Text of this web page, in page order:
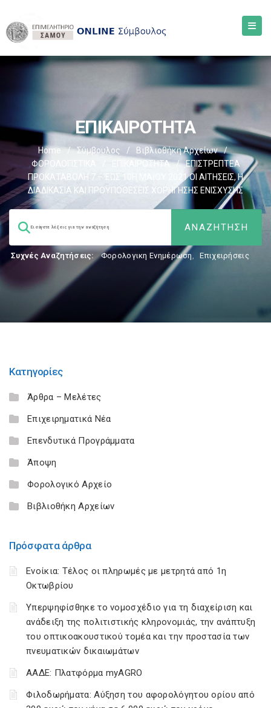
ΕΠΙΚΑΙΡΟΤΗΤΑ
Home / Σύμβουλος / Βιβλιοθήκη Αρχείων
/
ΦΟΡΟΛΟΓΙΣΤΙΚΑ
ΕΠΙΚΑΙΡΟΤΗΤΑ /
ΕΠΙΣΤΡΕΠΤΕΑ
ΠΡΟΚΑΤΑΒΟΛΗ 7 – ΈΩΣ 10Η ΜΑΪΟΥ 2021 ΟΙ ΑΙΤΗΣΕΙΣ, Η
ΔΙΑΔΙΚΑΣΙΑ ΚΑΙ ΠΡΟΫΠΟΘΕΣΕΙΣ ΧΟΡΗΓΗΣΗΣ ΕΝΙΣΧΥΣΗΣ
Συχνές Αναζητήσεις: Φορολογικη Ενημέρωση, Επιχειρήσεις
Κατηγορίες
Άρθρα – Μελέτες
Επιχειρηματικά Νέα
Επενδυτικά Προγράμματα
Άποψη
Φορολογικό Αρχείο
Βιβλιοθήκη Αρχείων
Πρόσφατα άρθρα
Ενοίκια: Τέλος οι πληρωμές με μετρητά από 1η
Οκτωβρίου
Υπερψηφίσθηκε το νομοσχέδιο για τη διαχείριση και
ανάδειξη της πολιτιστικής κληρονομιάς, την ανάπτυξη
του οπτικοακουστικού τομέα και την προστασία των
πνευματικών δικαιωμάτων
ΑΑΔΕ: Πλατφόρμα myAGRO
Φιλοδωρήματα: Αύξηση του αφορολόγητου ορίου από